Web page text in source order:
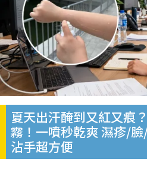
夏天出汗醃到又紅又痕
霧！一噴秒乾爽 濕疹/
沾手超方便